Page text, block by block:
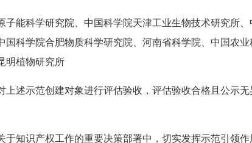
子能科学研究院、中国科学院天津工业生物技术研究所
科学院合肥物质科学研究院、河南省科学院、中国农
明植物研究所
上述示范创建对象进行评估验收，评估验收合格且公示
知识产权工作的重要决策部署中，切实发挥示范引领